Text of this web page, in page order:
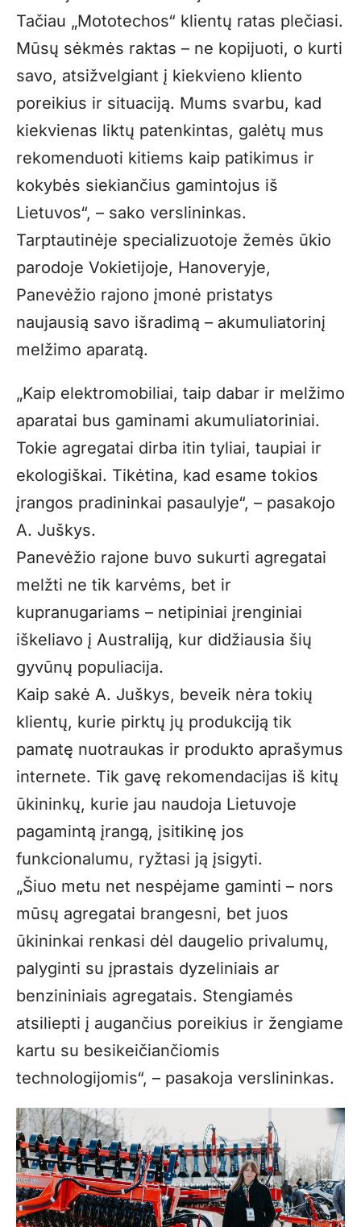
Tačiau „Mototechos“ klientų ratas plečiasi.
Mūsų sėkmės raktas – ne kopijuoti, o kurti
savo, atsižvelgiant į kiekvieno kliento
poreikius ir situaciją. Mums svarbu, kad
kiekvienas liktų patenkintas, galėtų mus
rekomenduoti kitiems kaip patikimus ir
kokybės siekiančius gamintojus iš
Lietuvos“, – sako verslininkas.
Tarptautinėje specializuotoje žemės ūkio
parodoje Vokietijoje, Hanoveryje,
Panevėžio rajono įmonė pristatys
naujausią savo išradimą – akumuliatorinį
melžimo aparatą.
„Kaip elektromobiliai, taip dabar ir melžimo
aparatai bus gaminami akumuliatoriniai.
Tokie agregatai dirba itin tyliai, taupiai ir
ekologiškai. Tikėtina, kad esame tokios
įrangos pradininkai pasaulyje“, – pasakojo
A. Juškys.
Panevėžio rajone buvo sukurti agregatai
melžti ne tik karvėms, bet ir
kupranugariams – netipiniai įrenginiai
iškeliavo į Australiją, kur didžiausia šių
gyvūnų populiacija.
Kaip sakė A. Juškys, beveik nėra tokių
klientų, kurie pirktų jų produkciją tik
pamatę nuotraukas ir produkto aprašymus
internete. Tik gavę rekomendacijas iš kitų
ūkininkų, kurie jau naudoja Lietuvoje
pagamintą įrangą, įsitikinę jos
funkcionalumu, ryžtasi ją įsigyti.
„Šiuo metu net nespėjame gaminti – nors
mūsų agregatai brangesni, bet juos
ūkininkai renkasi dėl daugelio privalumų,
palyginti su įprastais dyzeliniais ar
benzininiais agregatais. Stengiamės
atsiliepti į augančius poreikius ir žengiame
kartu su besikeičiančiomis
technologijomis“, – pasakoja verslininkas.